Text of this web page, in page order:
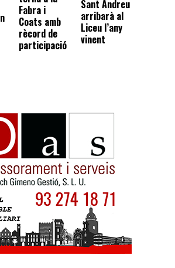
Fabra i
Coats amb
rècord de
participació
Sant Andreu
arribarà al
Liceu l’any
vinent